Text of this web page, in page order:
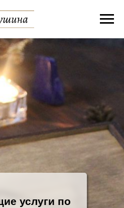
услуги по